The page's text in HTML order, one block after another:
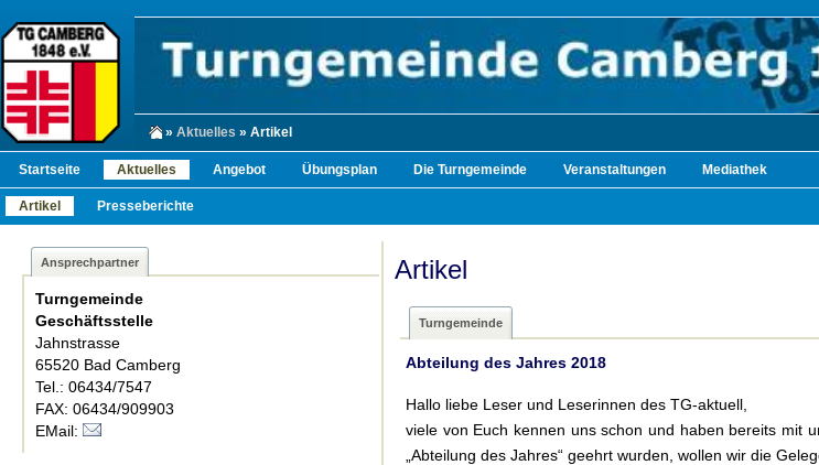
» Aktuelles » Artikel
Startseite Aktuelles Angebot Übungsplan Die Turngemeinde Veranstaltungen Mediathek
Artikel Presseberichte
Ansprechpartner
Turngemeinde
Geschäftsstelle
Jahnstrasse
65520 Bad Camberg
Tel.: 06434/7547
FAX: 06434/909903
EMail:
Artikel
Turngemeinde
Abteilung des Jahres 2018
Hallo liebe Leser und Leserinnen des TG-aktuell,
viele von Euch kennen uns schon und haben bereits mit
„Abteilung des Jahres“ geehrt wurden, wollen wir die